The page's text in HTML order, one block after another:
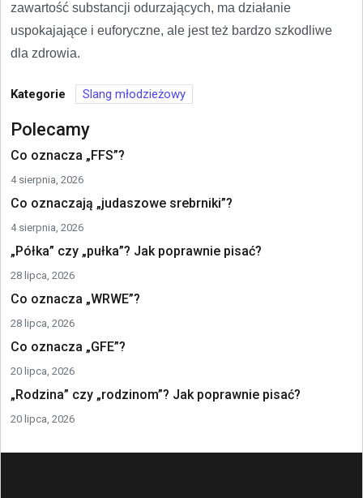
zawartość substancji odurzających, ma działanie
uspokajające i euforyczne, ale jest też bardzo szkodliwe
dla zdrowia.
Kategorie Slang młodzieżowy
Polecamy
Co oznacza „FFS”?
4 sierpnia, 2026
Co oznaczają „judaszowe srebrniki”?
4 sierpnia, 2026
„Półka” czy „pułka”? Jak poprawnie pisać?
28 lipca, 2026
Co oznacza „WRWE”?
28 lipca, 2026
Co oznacza „GFE”?
20 lipca, 2026
„Rodzina” czy „rodzinom”? Jak poprawnie pisać?
20 lipca, 2026